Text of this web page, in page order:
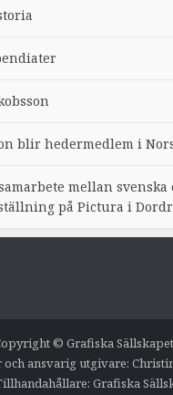
blir hedermedlem i
mellan
på Pictura i
© Grafiska
och ansvarig utgivare:
Grafiska